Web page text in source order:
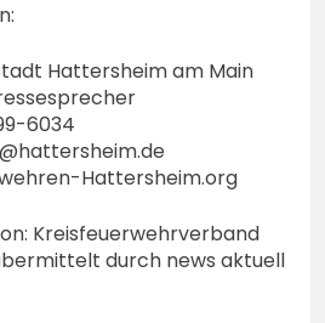
Hattersheim am Main
6034
Hattersheim.org
Kreisfeuerwehrverband
durch news aktuell